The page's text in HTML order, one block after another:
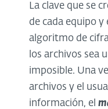
La clave que se
de cada equipo y
algoritmo de
los archivos sea
imposible. Una
archivos y el
información, el